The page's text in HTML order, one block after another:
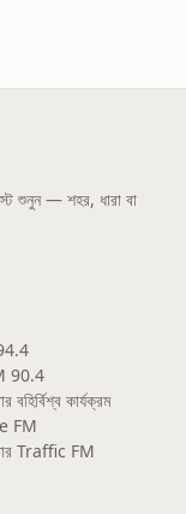
— শহর, ধারা বা
90.4
বহির্বিশ্ব কার্যক্রম
FM
Traffic FM